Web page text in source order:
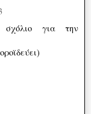
για την